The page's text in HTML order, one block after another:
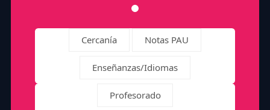
Cercanía Notas PAU
Enseñanzas/Idiomas
Profesorado